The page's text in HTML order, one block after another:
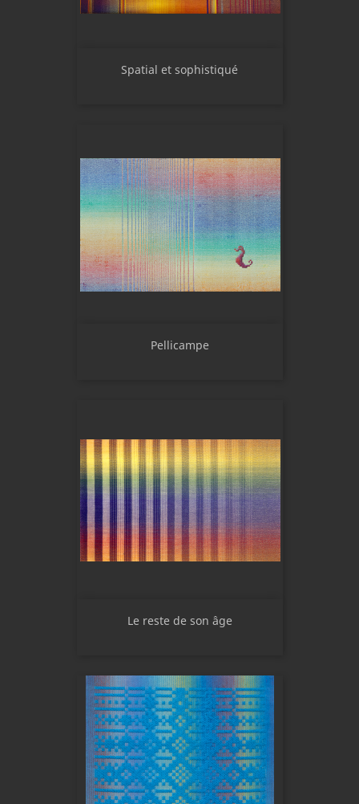
Spatial et sophistiqué
Pellicampe
Le reste de son âge